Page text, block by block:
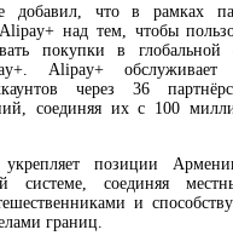
игорного бизнеса в Армении
добавил, что в рамках
над тем, чтобы
покупки в глобальной
Alipay+ обслуживает
через 36
соединяя их с 100
укрепляет позиции
системе, соединяя
и
границ.